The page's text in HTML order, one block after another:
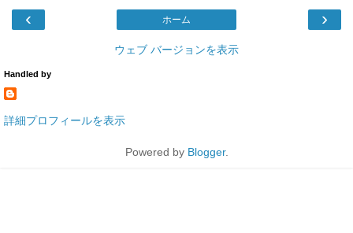
‹ ›
ホーム
ウェブ バージョンを表示
Handled by
詳細プロフィールを表示
Powered by Blogger.